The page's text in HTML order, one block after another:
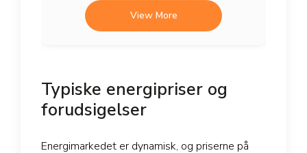
View More
Typiske energipriser og
forudsigelser
Energimarkedet er dynamisk, og priserne på